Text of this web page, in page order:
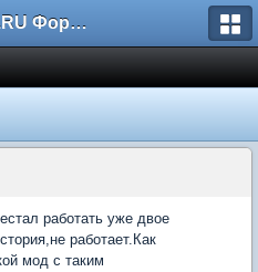
ARMA3.RU Форум
работать уже двое
работает.Как
мод с таким